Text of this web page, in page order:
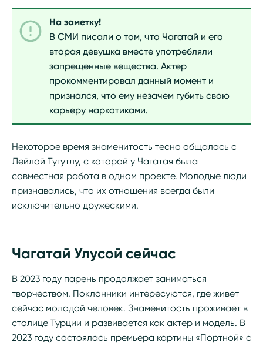
На заметку!
В СМИ писали о том, что Чагатай и его
вторая девушка вместе употребляли
запрещенные вещества. Актер
прокомментировал данный момент и
признался, что ему незачем губить свою
карьеру наркотиками.
Некоторое время знаменитость тесно общалась с
Лейлой Тугутлу, с которой у Чагатая была
совместная работа в одном проекте. Молодые люди
признавались, что их отношения всегда были
исключительно дружескими.
Чагатай Улусой сейчас
В 2023 году парень продолжает заниматься
творчеством. Поклонники интересуются, где живет
сейчас молодой человек. Знаменитость проживает в
столице Турции и развивается как актер и модель. В
2023 году состоялась премьера картины «Портной» с